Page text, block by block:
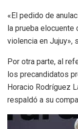
«El pedido de
la prueba elocuente
violencia en Jujuy»,
Por otra parte, al
los precandidatos
Horacio Rodríguez
respaldó a su